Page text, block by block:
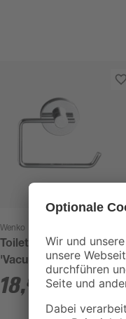
Wenko
Toilettenpapierhalter
'Vacuum-Loc®
Milazzo' chrom 13,5 x
17,5 x 16 cm
18,89 €